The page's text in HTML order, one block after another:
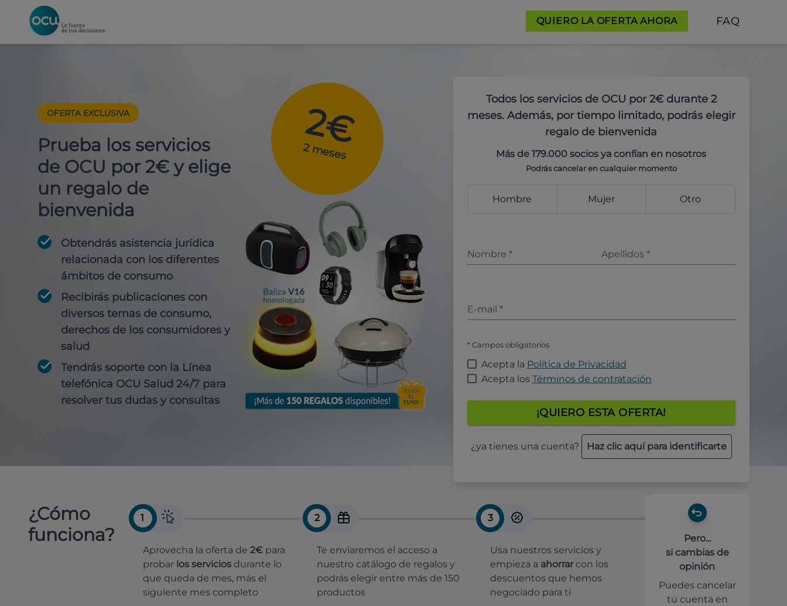
QUIERO LA OFERTA AHORA FAQ
OFERTA EXCLUSIVA
Prueba los servicios
de OCU por 2€ y elige
un regalo de
bienvenida
Obtendrás asistencia jurídica
relacionada con los diferentes
ámbitos de consumo
Recibirás publicaciones con
diversos temas de consumo,
derechos de los consumidores y
salud
Tendrás soporte con la Línea
telefónica OCU Salud 24/7 para
resolver tus dudas y consultas
2€
2 meses
Todos los servicios de OCU por 2€ durante 2
meses. Además, por tiempo limitado, podrás elegir
regalo de bienvenida
Más de 179.000 socios ya confían en nosotros
Podrás cancelar en cualquier momento
Hombre Mujer Otro
Nombre * Apellidos *
E-mail *
* Campos obligatorios
Acepta la Política de Privacidad
Acepta los Términos de contratación
¡QUIERO ESTA OFERTA!
¿ya tienes una cuenta? Haz clic aquí para identificarte
¿Cómo
funciona?
1
Aprovecha la oferta de 2€ para
probar los servicios durante lo
que queda de mes, más el
siguiente mes completo
2
Te enviaremos el acceso a
nuestro catálogo de regalos y
podrás elegir entre más de 150
productos
3
Usa nuestros servicios y
empieza a ahorrar con los
descuentos que hemos
negociado para ti
Pero...
si cambias de
opinión
Puedes cancelar
tu cuenta en